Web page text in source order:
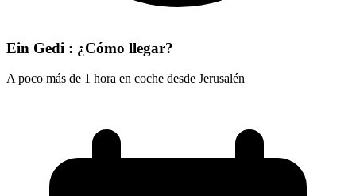
Ein Gedi : ¿Cómo llegar?
A poco más de 1 hora en coche desde Jerusalén